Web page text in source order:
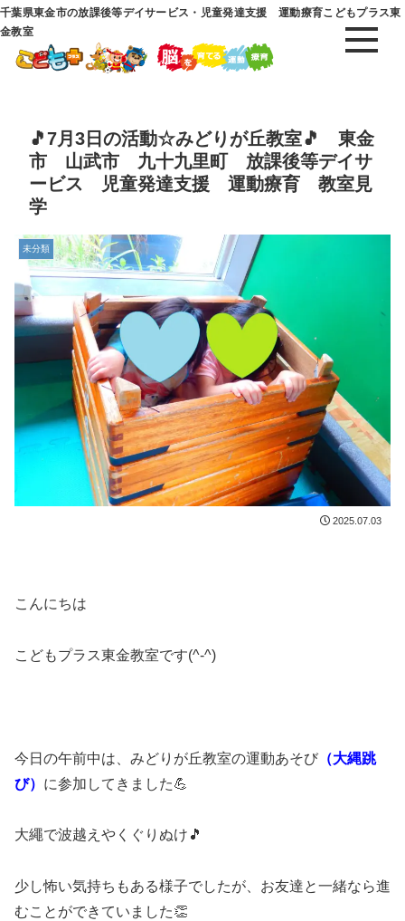
千葉県東金市の放課後等デイサービス・児童発達支援 運動療育こどもプラス東
金教室
🎵7月3日の活動☆みどりが丘教室🎵 東金
市 山武市 九十九里町 放課後等デイサ
ービス 児童発達支援 運動療育 教室見
学
未分類
2025.07.03
こんにちは
こどもプラス東金教室です(^-^)
今日の午前中は、みどりが丘教室の運動あそび （大縄跳
び） に参加してきました💪
大繩で波越えやくぐりぬけ🎵
少し怖い気持ちもある様子でしたが、お友達と一緒なら進
むことができていました👏